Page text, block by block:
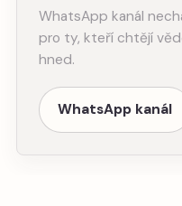
WhatsApp kanál
pro ty, kteří chtějí
hned.
WhatsApp kanál